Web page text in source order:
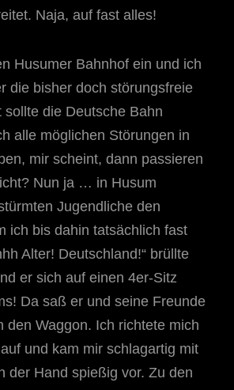
Naja, auf fast alles!
Husumer Bahnhof ein und ich
die bisher doch störungsfreie
sollte die Deutsche Bahn
alle möglichen Störungen in
mir scheint, dann passieren
Nun ja … in Husum
Jugendliche den
ich bis dahin tatsächlich fast
Alter! Deutschland!“ brüllte
er sich auf einen 4er-Sitz
Da saß er und seine Freunde
den Waggon. Ich richtete mich
und kam mir schlagartig mit
der Hand spießig vor. Zu den